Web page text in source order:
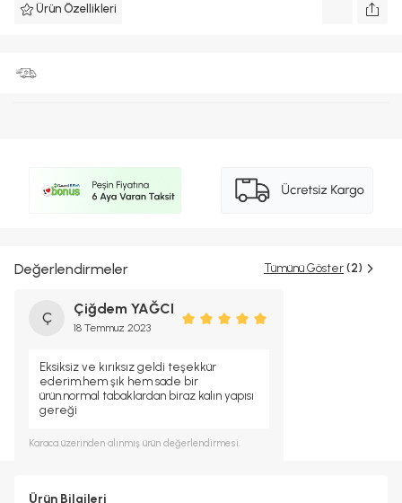
Ürün Özellikleri
Değerlendirmeler Tümünü Göster (2)
Ç
Çiğdem YAĞCI
18 Temmuz 2023
Eksiksiz ve kırıksız geldi teşekkür
ederim.hem şık hem sade bir
ürün.normal tabaklardan biraz kalın yapısı
gereği
Karaca üzerinden alınmış ürün değerlendirmesi.
Ürün Bilgileri